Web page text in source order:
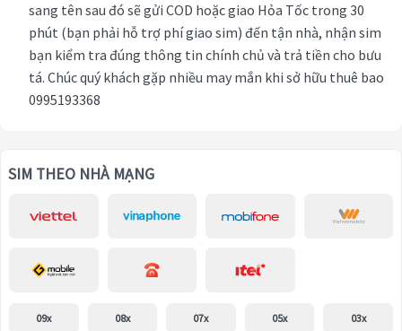
sang tên sau đó sẽ gửi COD hoặc giao Hỏa Tốc trong 30
phút (bạn phải hỗ trợ phí giao sim) đến tận nhà, nhận sim
bạn kiểm tra đúng thông tin chính chủ và trả tiền cho bưu
tá. Chúc quý khách gặp nhiều may mắn khi sở hữu thuê bao
0995193368
SIM THEO NHÀ MẠNG
09x 08x 07x 05x 03x